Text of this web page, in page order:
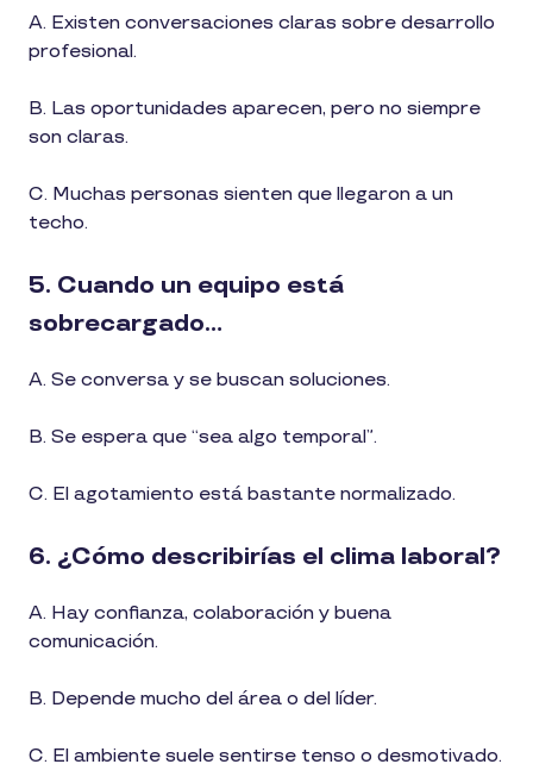
A. Existen conversaciones claras sobre desarrollo
profesional.
B. Las oportunidades aparecen, pero no siempre
son claras.
C. Muchas personas sienten que llegaron a un
techo.
5. Cuando un equipo está
sobrecargado…
A. Se conversa y se buscan soluciones.
B. Se espera que “sea algo temporal”.
C. El agotamiento está bastante normalizado.
6. ¿Cómo describirías el clima laboral?
A. Hay confianza, colaboración y buena
comunicación.
B. Depende mucho del área o del líder.
C. El ambiente suele sentirse tenso o desmotivado.